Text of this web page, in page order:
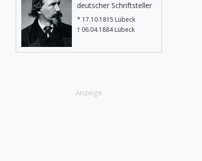
deutscher Schriftsteller
* 17.10.1815 Lübeck
† 06.04.1884 Lübeck
Anzeige